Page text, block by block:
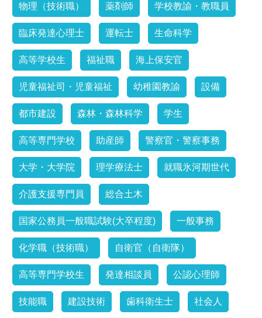
物理（技術職） 薬剤師 学校教諭・教職員
臨床発達心理士 運転士 生命科学
高等学校生 福祉職 海上保安官
児童福祉司・児童福祉 幼稚園教諭 設備
都市建設 森林・森林科学 学生
高等専門学校 助産師 警察官・警察事務
大学・大学院 理学療法士 就職氷河期世代
介護支援専門員 総合土木
国家公務員一般職試験(大卒程度) 一般事務
化学職（技術職） 自衛官（自衛隊）
高等専門学校生 発達相談員 公認心理師
技能職 建設技術 歯科衛生士 社会人